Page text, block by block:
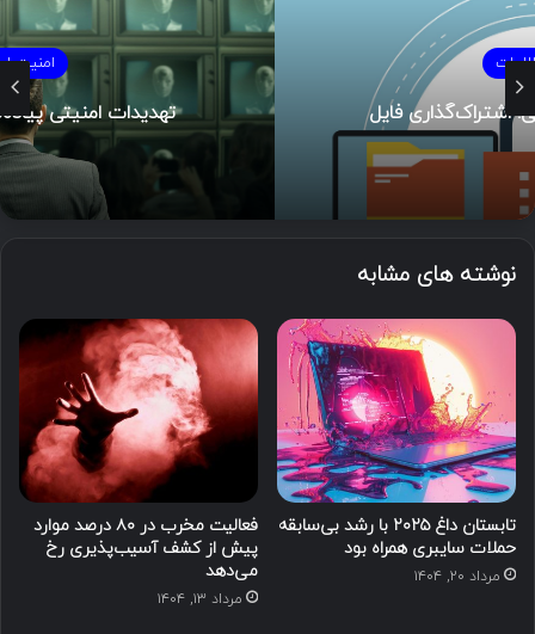
امنیت اطلاعات
تهدیدات امنیتی پیاده‌سازی Generative AI
نوشته های مشابه
تابستان داغ ۲۰۲۵ با رشد بی‌سابقه
حملات سایبری همراه بود
مرداد ۲۰, ۱۴۰۴
فعالیت مخرب در ۸۰ درصد موارد
پیش از کشف آسیب‌پذیری‌ رخ
می‌دهد
مرداد ۱۳, ۱۴۰۴